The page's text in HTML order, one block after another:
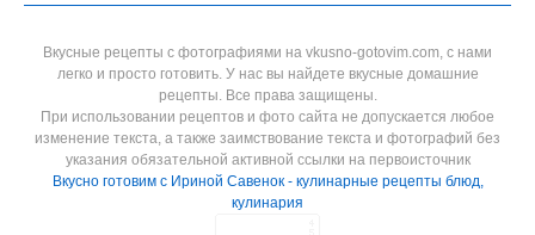
Вкусные рецепты с фотографиями на vkusno-gotovim.com, с нами
легко и просто готовить. У нас вы найдете вкусные домашние
рецепты. Все права защищены.
При использовании рецептов и фото сайта не допускается любое
изменение текста, а также заимствование текста и фотографий без
указания обязательной активной ссылки на первоисточник
Вкусно готовим с Ириной Савенок - кулинарные рецепты блюд,
кулинария